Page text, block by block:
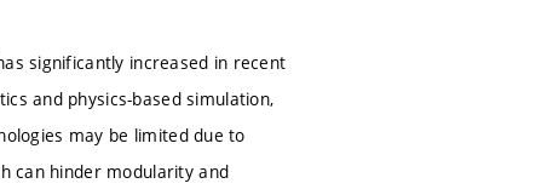
significantly increased in recent
and physics-based simulation,
may be limited due to
can hinder modularity and